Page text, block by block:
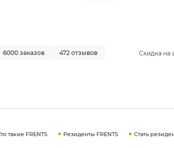
6000 заказов 472 отзывов Скидка на
такие FRENTS Резиденты FRENTS Стать